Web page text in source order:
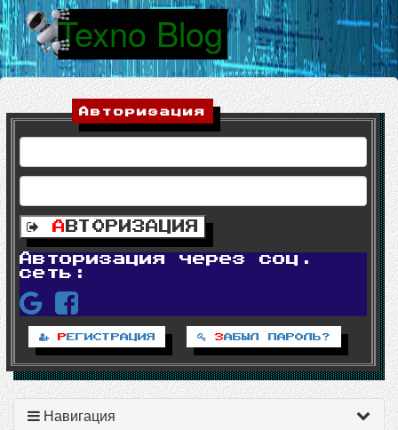
Texno Blog
Авторизация
А ВТОРИЗАЦИЯ
Авторизация через соц.
сеть:
Р ЕГИСТРАЦИЯ ЗАБЫЛ ПАРОЛЬ?
Навигация